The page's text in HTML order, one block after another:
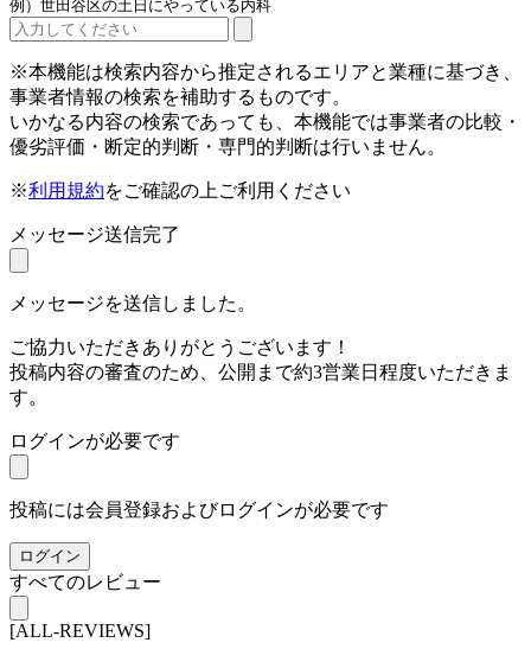
例）世田谷区の土日にやっている内科
※本機能は検索内容から推定されるエリアと業種に基づき、
事業者情報の検索を補助するものです。
いかなる内容の検索であっても、本機能では事業者の比較・
優劣評価・断定的判断・専門的判断は行いません。
※利用規約をご確認の上ご利用ください
メッセージ送信完了
メッセージを送信しました。
ご協力いただきありがとうございます！
投稿内容の審査のため、公開まで約3営業日程度いただきま
す。
ログインが必要です
投稿には会員登録およびログインが必要です
ログイン
すべてのレビュー
[ALL-REVIEWS]